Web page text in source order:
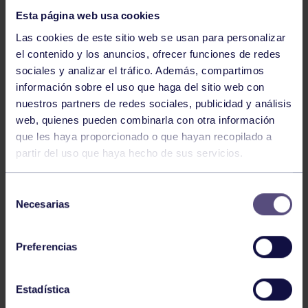
Esta página web usa cookies
Las cookies de este sitio web se usan para personalizar
el contenido y los anuncios, ofrecer funciones de redes
sociales y analizar el tráfico. Además, compartimos
información sobre el uso que haga del sitio web con
nuestros partners de redes sociales, publicidad y análisis
web, quienes pueden combinarla con otra información
que les haya proporcionado o que hayan recopilado a
partir del uso que haya hecho de sus servicios.
Necesarias
Preferencias
Estadística
Hockey 28 Jul 2026
ÓSCAR PALOMERO, RUMBO AL
MUNDIAL
Hockey